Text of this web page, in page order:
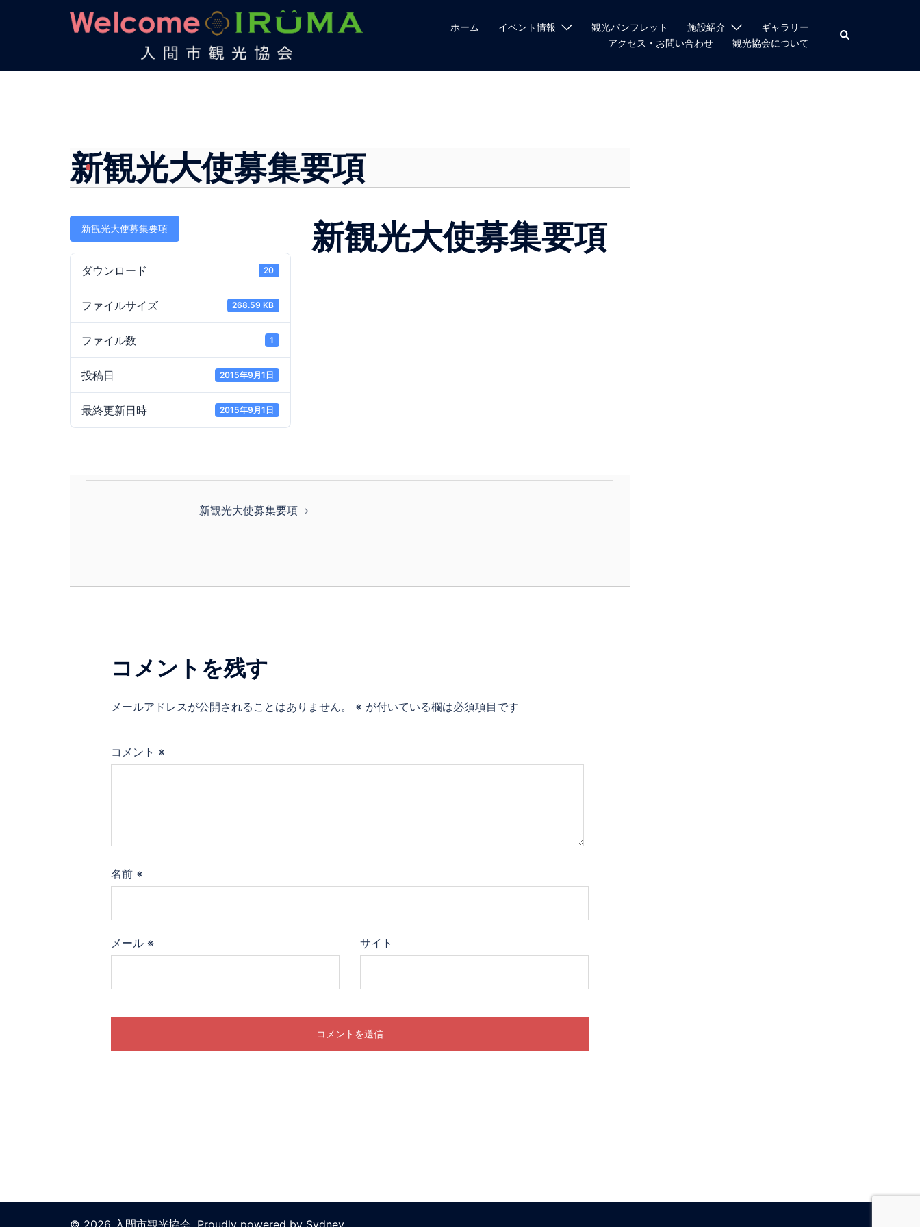
ホーム イベント情報 観光パンフレット 施設紹介
ギャラリー
アクセス・お問い合わせ
観光協会について
検
索
新観光大使募集要項
新観光大使募集要項
ダウンロード 20
ファイルサイズ 268.59 KB
ファイル数 1
投稿日 2015年9月1日
最終更新日時 2015年9月1日
新観光大使募集要項
ビ
ョ
ン
新観光大使募集要項
コメントを残す
メールアドレスが公開されることはありません。 ※ が付いている欄は必須項目です
コメント ※
名前 ※
メール ※ サイト
© 2026 入間市観光協会. Proudly powered by Sydney